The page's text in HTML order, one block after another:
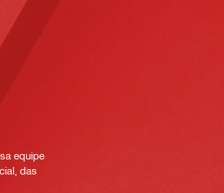
equipe
das